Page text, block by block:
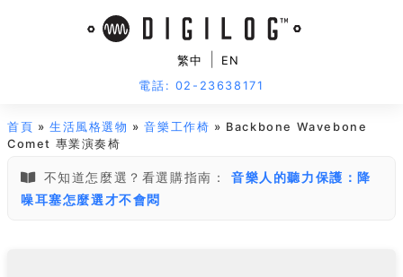
繁中
EN
電話: 02-23638171
首頁 »生活風格選物 »音樂工作椅 » Backbone Wavebone
Comet 專業演奏椅
不知道怎麼選？看選購指南：
音樂人的聽力保護：降
噪耳塞怎麼選才不會悶